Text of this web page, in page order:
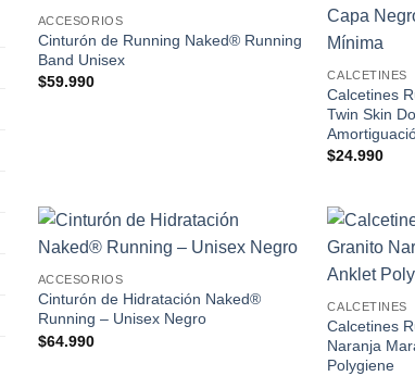
ACCESORIOS
Cinturón de Running Naked® Running
Band Unisex
$59.990 CALCETINES
Calcetines
Twin Skin
$24.990
ACCESORIOS
Cinturón de Hidratación Naked®
Running – Unisex Negro
$64.990
CALCETINES
Calcetines
Naranja
Polygiene